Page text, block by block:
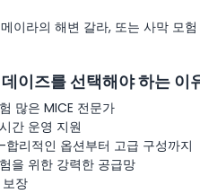
이라의 해변 갈라, 또는 사막 모
이즈를 선택해야 하는 이
많은 MICE 전문가
간 운영 지원
리적인 옵션부터 고급 구성까지
을 위한 강력한 공급망
장